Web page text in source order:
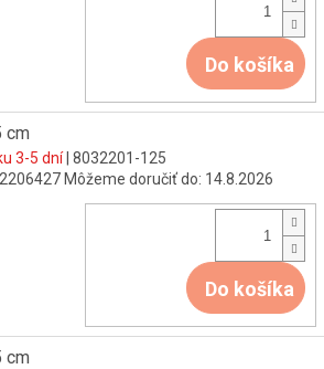
Do košíka
cm
3-5 dní| 8032201-125
Môžeme doručiť do: 14.8.2026
Do košíka
cm